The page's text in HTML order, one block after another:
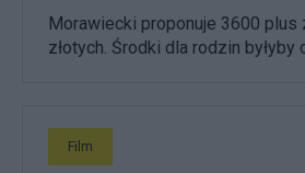
Morawiecki proponuje 3600 plus
złotych. Środki dla rodzin byłyby
Film